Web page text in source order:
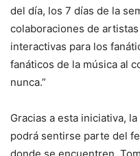
del día, los 7 días de la
colaboraciones de
interactivas para los
fanáticos de la música al
nunca.”
Gracias a esta iniciativa,
podrá sentirse parte del
donde se encuentren,